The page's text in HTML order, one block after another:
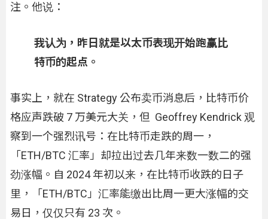
注。他说：
我认为，昨日就是以太币表现开始跑赢比
特币的起点。
事实上，就在 Strategy 公布卖币消息后，比特币价
格应声跌破 7 万美元大关，但 Geoffrey Kendrick 观
察到一个强烈讯号：在比特币走跌的周一，
「ETH/BTC 汇率」却拉出过去几年来数一数二的强
劲涨幅。自 2024 年初以来，在比特币收跌的日子
里，「ETH/BTC」汇率能缴出比周一更大涨幅的交
易日，仅仅只有 23 次。